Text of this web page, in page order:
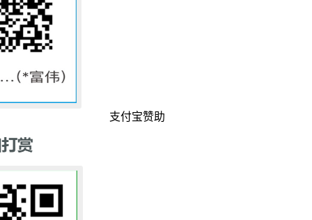
支付宝赞助